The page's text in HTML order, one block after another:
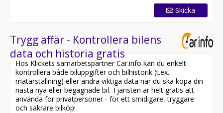
Skicka
Trygg affär - Kontrollera bilens
data och historia gratis
Hos Klickets samarbetspartner Car.info kan du enkelt
kontrollera både biluppgifter och bilhistorik (t.ex.
mätarställning) eller andra viktiga data när du ska köpa din
nästa nya eller begagnade bil. Tjänsten är helt gratis att
använda för privatpersoner - för ett smidigare, tryggare
och säkrare bilköp!